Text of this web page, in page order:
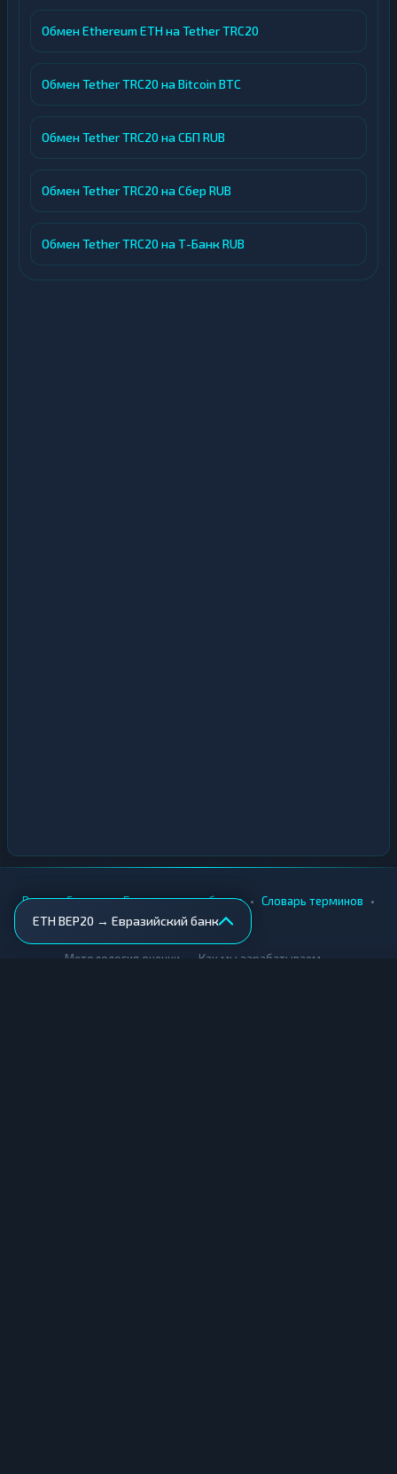
Обмен Ethereum ETH на Tether TRC20
Обмен Tether TRC20 на Bitcoin BTC
Обмен Tether TRC20 на СБП RUB
Обмен Tether TRC20 на Сбер RUB
Обмен Tether TRC20 на Т-Банк RUB
ETH BEP20 → Евразийский банк
Вики • Города • Безопасность обмена • Словарь терминов •
AML-проверка
Методология оценки Как мы зарабатываем